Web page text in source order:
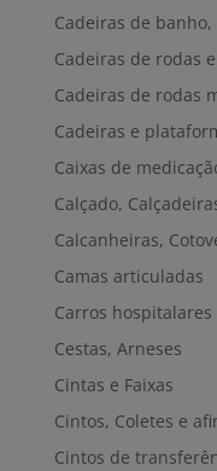
Cadeiras de
Cadeiras de rodas
Cadeiras de rodas
Cadeiras e
Caixas de
Calçado,
Calcanheiras,
Camas articuladas
Carros hospitalares
Cestas, Arneses
Cintas e Faixas
Cintos, Coletes e
Cintos de